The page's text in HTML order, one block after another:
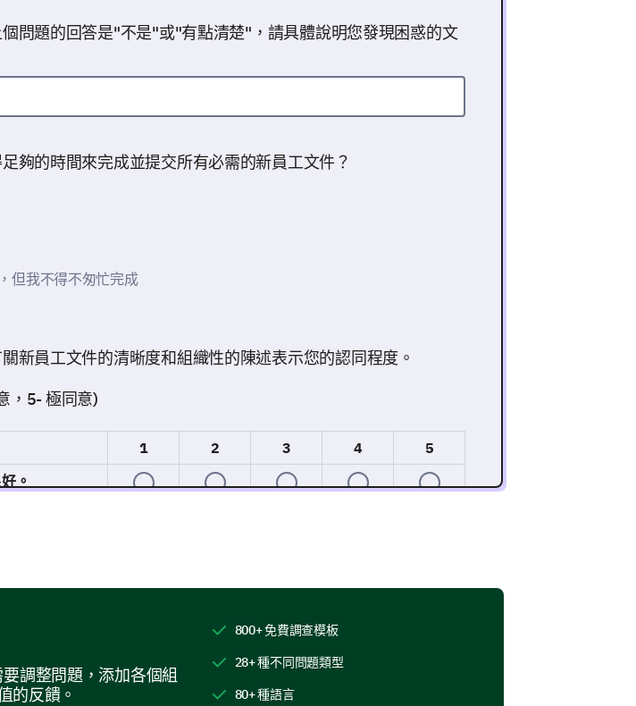
問題的回答是"不是"或"有點清楚"，請具體說明您發現困惑的文
夠的時間來完成並提交所有必需的新員工文件？
但我不得不匆忙完成
新員工文件的清晰度和組織性的陳述表示您的認同程度。
，5- 極同意)
1 2 3 4
5
。
入探討細節。您的見解將幫助我們改善新員工文件的各個組成部分。
調整問題，添加各個組
的反饋。
800+ 免費調查模板
28+ 種不同問題類型
80+ 種語言